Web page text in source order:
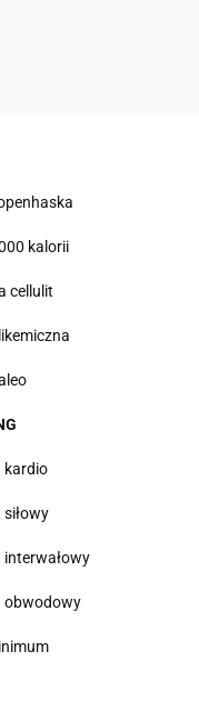
kalorii
cellulit
kardio
siłowy
interwałowy
obwodowy